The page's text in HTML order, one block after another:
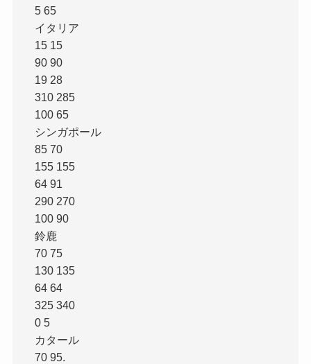
5 65
イタリア
15 15
90 90
19 28
310 285
100 65
シンガポール
85 70
155 155
64 91
290 270
100 90
鈴鹿
70 75
130 135
64 64
325 340
0 5
カタール
70 95.